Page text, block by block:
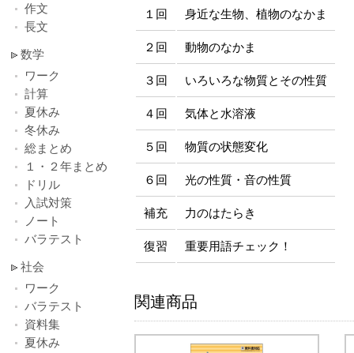
１回 身近な生物、植物のなかま
２回 動物のなかま
３回 いろいろな物質とその性質
４回 気体と水溶液
５回 物質の状態変化
６回 光の性質・音の性質
補充 力のはたらき
復習 重要用語チェック！
関連商品
作文
長文
数学
ワーク
計算
夏休み
冬休み
総まとめ
１・２年まとめ
ドリル
入試対策
ノート
バラテスト
社会
ワーク
バラテスト
資料集
夏休み